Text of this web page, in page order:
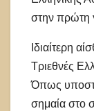
στην πρώτη
Ιδιαίτερη
Τριεθνές
Όπως
σημαία στο